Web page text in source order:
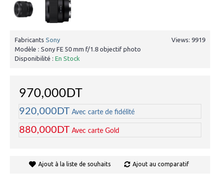
Views: 9919
Fabricants Sony
Modèle : Sony FE 50 mm f/1.8 objectif photo
Disponibilité : En Stock
970,000DT
920,000DT Avec carte de fidélité
880,000DT Avec carte Gold
Ajout à la liste de souhaits Ajout au comparatif